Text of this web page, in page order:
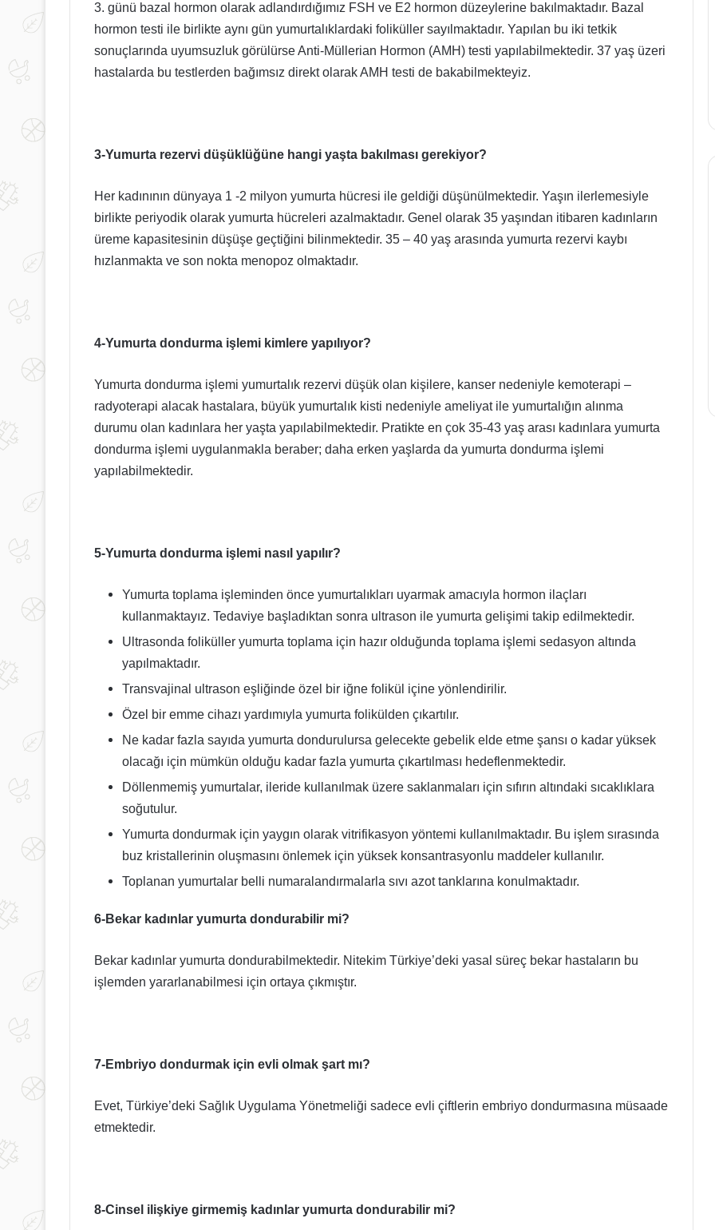
3. günü bazal hormon olarak adlandırdığımız FSH ve E2 hormon düzeylerine bakılmaktadır. Bazal
hormon testi ile birlikte aynı gün yumurtalıklardaki foliküller sayılmaktadır. Yapılan bu iki tetkik
sonuçlarında uyumsuzluk görülürse Anti-Müllerian Hormon (AMH) testi yapılabilmektedir. 37 yaş üzeri
hastalarda bu testlerden bağımsız direkt olarak AMH testi de bakabilmekteyiz.
3-Yumurta rezervi düşüklüğüne hangi yaşta bakılması gerekiyor?
Her kadınının dünyaya 1 -2 milyon yumurta hücresi ile geldiği düşünülmektedir. Yaşın ilerlemesiyle
birlikte periyodik olarak yumurta hücreleri azalmaktadır. Genel olarak 35 yaşından itibaren kadınların
üreme kapasitesinin düşüşe geçtiğini bilinmektedir. 35 – 40 yaş arasında yumurta rezervi kaybı
hızlanmakta ve son nokta menopoz olmaktadır.
4-Yumurta dondurma işlemi kimlere yapılıyor?
Yumurta dondurma işlemi yumurtalık rezervi düşük olan kişilere, kanser nedeniyle kemoterapi –
radyoterapi alacak hastalara, büyük yumurtalık kisti nedeniyle ameliyat ile yumurtalığın alınma
durumu olan kadınlara her yaşta yapılabilmektedir. Pratikte en çok 35-43 yaş arası kadınlara yumurta
dondurma işlemi uygulanmakla beraber; daha erken yaşlarda da yumurta dondurma işlemi
yapılabilmektedir.
5-Yumurta dondurma işlemi nasıl yapılır?
Yumurta toplama işleminden önce yumurtalıkları uyarmak amacıyla hormon ilaçları
kullanmaktayız. Tedaviye başladıktan sonra ultrason ile yumurta gelişimi takip edilmektedir.
Ultrasonda foliküller yumurta toplama için hazır olduğunda toplama işlemi sedasyon altında
yapılmaktadır.
Transvajinal ultrason eşliğinde özel bir iğne folikül içine yönlendirilir.
Özel bir emme cihazı yardımıyla yumurta folikülden çıkartılır.
Ne kadar fazla sayıda yumurta dondurulursa gelecekte gebelik elde etme şansı o kadar yüksek
olacağı için mümkün olduğu kadar fazla yumurta çıkartılması hedeflenmektedir.
Döllenmemiş yumurtalar, ileride kullanılmak üzere saklanmaları için sıfırın altındaki sıcaklıklara
soğutulur.
Yumurta dondurmak için yaygın olarak vitrifikasyon yöntemi kullanılmaktadır. Bu işlem sırasında
buz kristallerinin oluşmasını önlemek için yüksek konsantrasyonlu maddeler kullanılır.
Toplanan yumurtalar belli numaralandırmalarla sıvı azot tanklarına konulmaktadır.
6-Bekar kadınlar yumurta dondurabilir mi?
Bekar kadınlar yumurta dondurabilmektedir. Nitekim Türkiye’deki yasal süreç bekar hastaların bu
işlemden yararlanabilmesi için ortaya çıkmıştır.
7-Embriyo dondurmak için evli olmak şart mı?
Evet, Türkiye’deki Sağlık Uygulama Yönetmeliği sadece evli çiftlerin embriyo dondurmasına müsaade
etmektedir.
8-Cinsel ilişkiye girmemiş kadınlar yumurta dondurabilir mi?
İlk:
Epilepsi
180
Saniye
Uyarıyor
Dünyada Bir İlk: Epilepsi Krizini
180 Saniye Önceden Uyarıyor
Anne
Adayları
Kışa
Anne Adayları Kışa Dikkat
İşte
sağlıklı
tavsiyeler